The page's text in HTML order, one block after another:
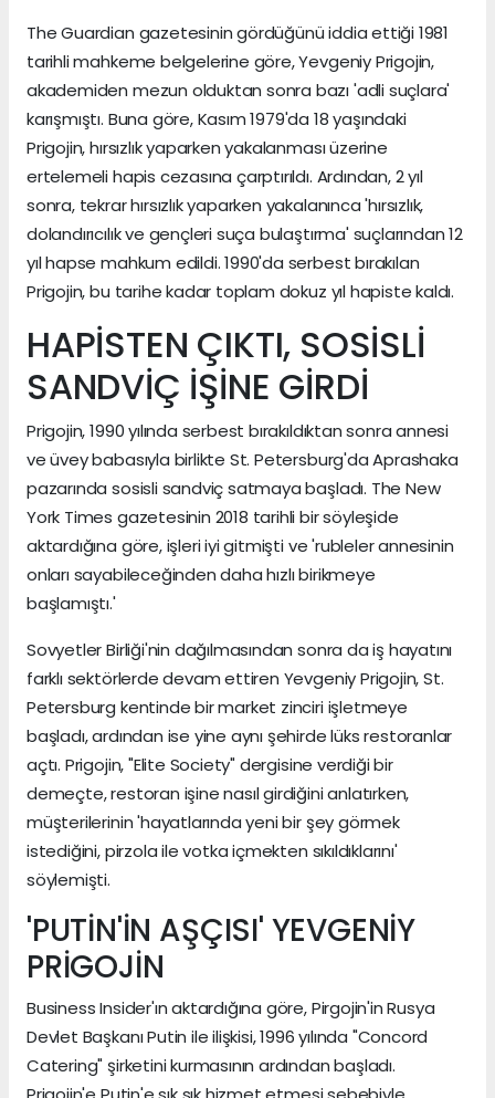
The Guardian gazetesinin gördüğünü iddia ettiği 1981
tarihli mahkeme belgelerine göre, Yevgeniy Prigojin,
akademiden mezun olduktan sonra bazı 'adli suçlara'
karışmıştı. Buna göre, Kasım 1979'da 18 yaşındaki
Prigojin, hırsızlık yaparken yakalanması üzerine
ertelemeli hapis cezasına çarptırıldı. Ardından, 2 yıl
sonra, tekrar hırsızlık yaparken yakalanınca 'hırsızlık,
dolandırıcılık ve gençleri suça bulaştırma' suçlarından 12
yıl hapse mahkum edildi. 1990'da serbest bırakılan
Prigojin, bu tarihe kadar toplam dokuz yıl hapiste kaldı.
HAPİSTEN ÇIKTI, SOSİSLİ
SANDVİÇ İŞİNE GİRDİ
Prigojin, 1990 yılında serbest bırakıldıktan sonra annesi
ve üvey babasıyla birlikte St. Petersburg'da Aprashaka
pazarında sosisli sandviç satmaya başladı. The New
York Times gazetesinin 2018 tarihli bir söyleşide
aktardığına göre, işleri iyi gitmişti ve 'rubleler annesinin
onları sayabileceğinden daha hızlı birikmeye
başlamıştı.'
Sovyetler Birliği'nin dağılmasından sonra da iş hayatını
farklı sektörlerde devam ettiren Yevgeniy Prigojin, St.
Petersburg kentinde bir market zinciri işletmeye
başladı, ardından ise yine aynı şehirde lüks restoranlar
açtı. Prigojin, "Elite Society" dergisine verdiği bir
demeçte, restoran işine nasıl girdiğini anlatırken,
müşterilerinin 'hayatlarında yeni bir şey görmek
istediğini, pirzola ile votka içmekten sıkıldıklarını'
söylemişti.
'PUTİN'İN AŞÇISI' YEVGENİY
PRİGOJİN
Business Insider'ın aktardığına göre, Pirgojin'in Rusya
Devlet Başkanı Putin ile ilişkisi, 1996 yılında "Concord
Catering" şirketini kurmasının ardından başladı.